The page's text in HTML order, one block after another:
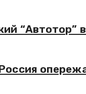
“Автотор”